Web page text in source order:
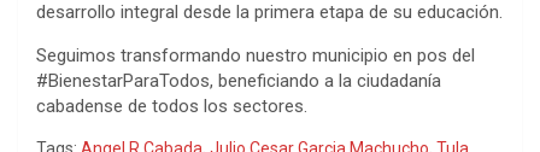
desarrollo integral desde la primera etapa de su educación.
Seguimos transformando nuestro municipio en pos del
#BienestarParaTodos, beneficiando a la ciudadanía
cabadense de todos los sectores.